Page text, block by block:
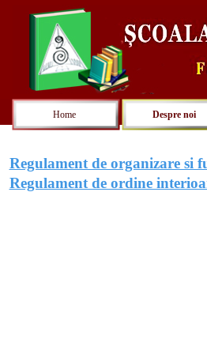
Home Despre noi
Regulament de organizare si
Regulament de ordine